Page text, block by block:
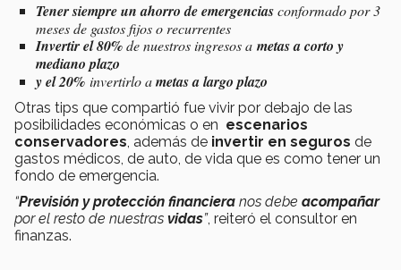
Tener siempre un ahorro de emergenciasconformado por 3
meses de gastos fijos o recurrentes
Invertir el 80%de nuestros ingresos a metas a corto y
mediano plazo
y el 20% invertirlo ametas a largo plazo
Otras tips que compartió fue vivir por debajo de las
posibilidades económicas o en escenarios
conservadores, además de invertir en seguros de
gastos médicos, de auto, de vida que es como tener un
fondo de emergencia.
“Previsión y protección financiera nos debe acompañar
por el resto de nuestras vidas”, reiteró el consultor en
finanzas.